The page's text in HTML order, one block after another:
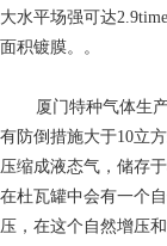
大水平场强可达
面积镀膜。。
厦门特种气体生
有防倒措施大于10立
压缩成液态气，储存
在杜瓦罐中会有一个
压，在这个自然增压